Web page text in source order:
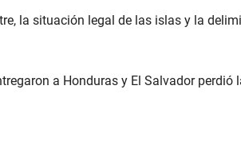
la situación legal de las islas y la
a Honduras y El Salvador perdió